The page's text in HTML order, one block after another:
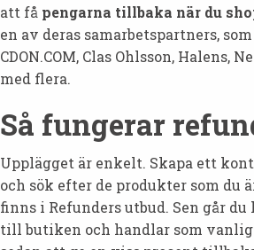
att få pengarna tillbaka när du
en av deras samarbetspartners,
CDON.COM, Clas Ohlsson, Halens,
med flera.
Så fungerar
Upplägget är enkelt. Skapa ett
och sök efter de produkter som du
finns i Refunders utbud. Sen går
till butiken och handlar som